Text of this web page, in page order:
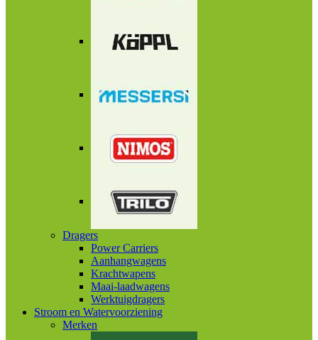
Dragers
Power Carriers
Aanhangwagens
Krachtwapens
Maai-laadwagens
Werktuigdragers
Stroom en Watervoorziening
Merken